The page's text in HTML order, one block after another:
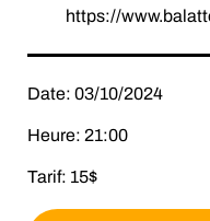
https://
Date: 03/10/2024
Heure: 21:00
Tarif: 15$